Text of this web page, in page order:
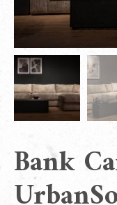
Bank